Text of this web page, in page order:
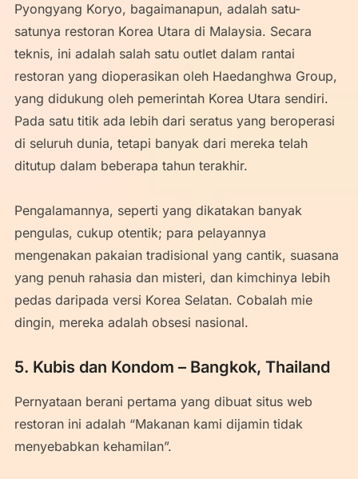
Pyongyang Koryo, bagaimanapun, adalah satu-
satunya restoran Korea Utara di Malaysia. Secara
teknis, ini adalah salah satu outlet dalam rantai
restoran yang dioperasikan oleh Haedanghwa Group,
yang didukung oleh pemerintah Korea Utara sendiri.
Pada satu titik ada lebih dari seratus yang beroperasi
di seluruh dunia, tetapi banyak dari mereka telah
ditutup dalam beberapa tahun terakhir.
Pengalamannya, seperti yang dikatakan banyak
pengulas, cukup otentik; para pelayannya
mengenakan pakaian tradisional yang cantik, suasana
yang penuh rahasia dan misteri, dan kimchinya lebih
pedas daripada versi Korea Selatan. Cobalah mie
dingin, mereka adalah obsesi nasional.
5. Kubis dan Kondom – Bangkok, Thailand
Pernyataan berani pertama yang dibuat situs web
restoran ini adalah “Makanan kami dijamin tidak
menyebabkan kehamilan”.